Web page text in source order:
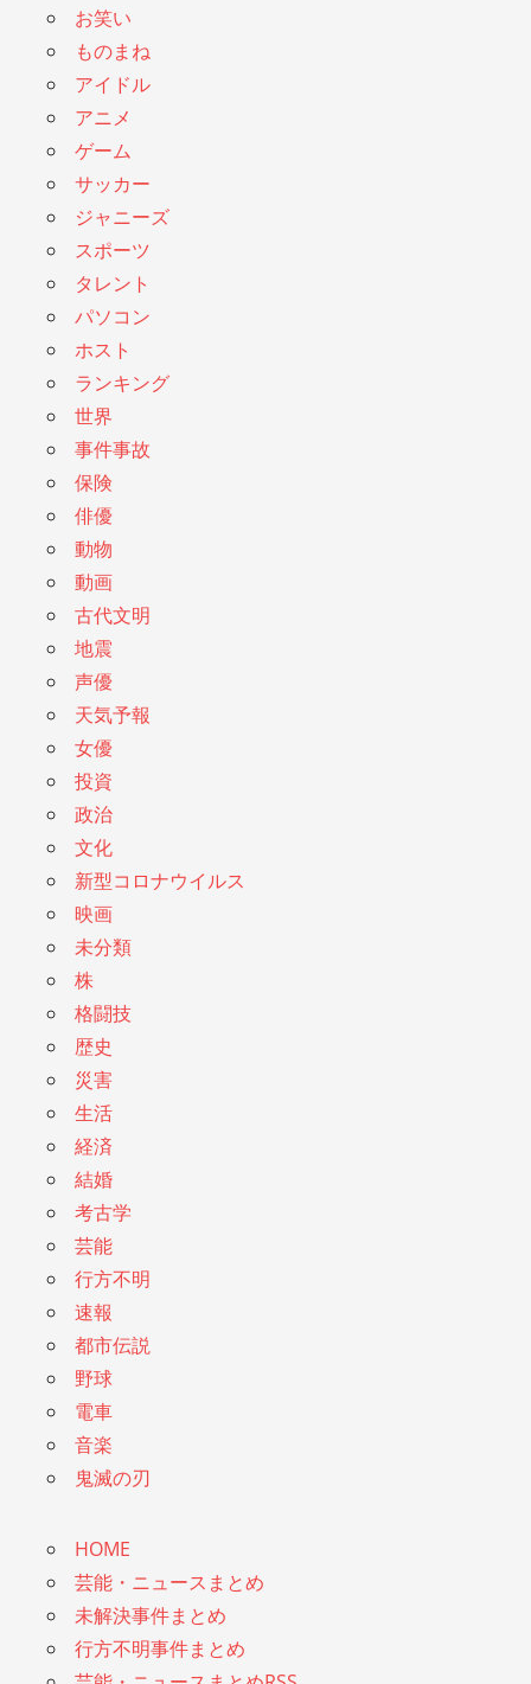
お笑い
ものまね
アイドル
アニメ
ゲーム
サッカー
ジャニーズ
スポーツ
タレント
パソコン
ホスト
ランキング
世界
事件事故
保険
俳優
動物
動画
古代文明
地震
声優
天気予報
女優
投資
政治
文化
新型コロナウイルス
映画
未分類
株
格闘技
歴史
災害
生活
経済
結婚
考古学
芸能
行方不明
速報
都市伝説
野球
電車
音楽
鬼滅の刃
HOME
芸能・ニュースまとめ
未解決事件まとめ
行方不明事件まとめ